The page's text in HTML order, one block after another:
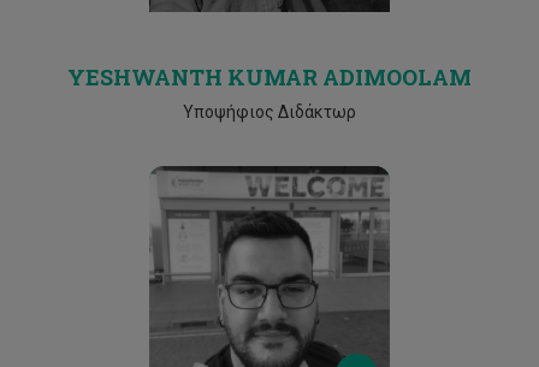
YESHWANTH KUMAR ADIMOOLAM
Υποψήφιος Διδάκτωρ
Email
lc.kouzelis@edu.cut.ac.cy
Phone